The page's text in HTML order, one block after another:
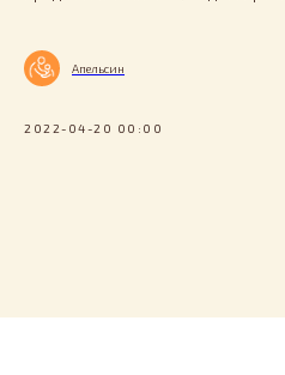
Апельсин
2022-04-20 00:00